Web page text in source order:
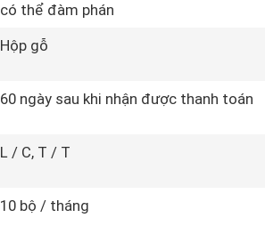
có thể đàm phán
Hộp gỗ
60 ngày sau khi nhận được thanh toán
L / C, T / T
10 bộ / tháng